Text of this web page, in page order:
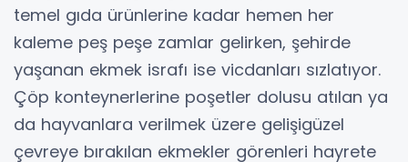
temel gıda ürünlerine kadar hemen her
kaleme peş peşe zamlar gelirken, şehirde
yaşanan ekmek israfı ise vicdanları sızlatıyor.
Çöp konteynerlerine poşetler dolusu atılan ya
da hayvanlara verilmek üzere gelişigüzel
çevreye bırakılan ekmekler görenleri hayrete